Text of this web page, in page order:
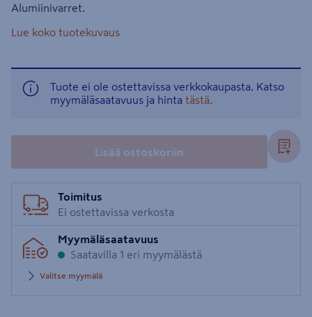
Alumiinivarret.
Lue koko tuotekuvaus
Tuote ei ole ostettavissa verkkokaupasta. Katso
myymäläsaatavuus ja hinta tästä.
Lisää ostoskoriin
Toimitus
Ei ostettavissa verkosta
Myymäläsaatavuus
Saatavilla 1 eri myymälästä
Valitse myymälä